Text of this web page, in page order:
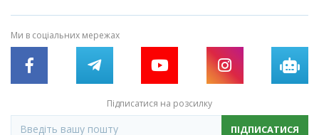
Ми в соціальних мережах
Підписатися на розсилку
ПІДПИСАТИСЯ